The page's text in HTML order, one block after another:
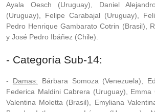
Ayala Oesch (Uruguay), Daniel
(Uruguay), Felipe Carabajal (Uruguay),
Pedro Henrique Gambarato Cotrin (Brasil),
y José Pedro Ibáñez (Chile).
- Categoría Sub-14:
- Damas: Bárbara Somoza (Venezuela),
Federica Maldini Cabrera (Uruguay), Emma
Valentina Moletta (Brasil), Emyliana